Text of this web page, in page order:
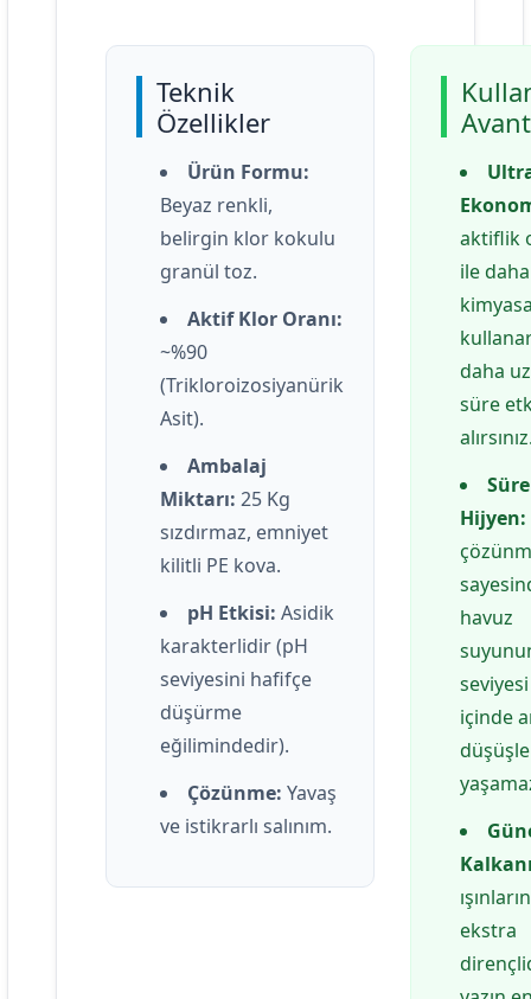
Teknik
Özellikler
Ürün Formu:
Beyaz renkli,
belirgin klor kokulu
granül toz.
Aktif Klor Oranı:
~%90
(Trikloroizosiyanürik
Asit).
Ambalaj
Miktarı: 25 Kg
sızdırmaz, emniyet
kilitli PE kova.
pH Etkisi: Asidik
karakterlidir (pH
seviyesini hafifçe
düşürme
eğilimindedir).
Çözünme: Yavaş
ve istikrarlı salınım.
aktiflik
ile
daha
süre
Hijyen:
havuz
içinde
ekstra